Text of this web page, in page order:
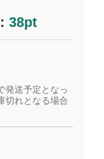
38pt
発送予定となっ
切れとなる場合